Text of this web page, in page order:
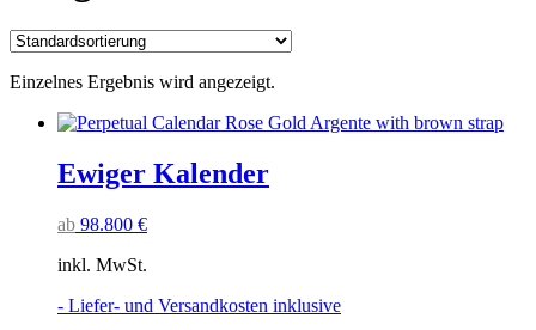
Einzelnes Ergebnis wird angezeigt.
Ewiger Kalender
ab 98.800 €
inkl. MwSt.
- Liefer- und Versandkosten inklusive